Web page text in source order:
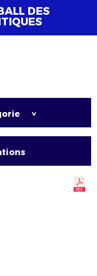
DES
>